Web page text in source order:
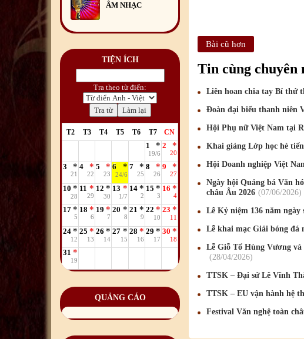
ÂM NHẠC
TIỆN ÍCH
Tra theo từ điển:
T2 T3 T4 T5 T6 T7 CN
1
19/6
2
20
3
21
4
22
5
23
6
24/6
7
25
8
26
9
27
10
28
11
29
12
30
13
1/7
14
2
15
3
16
4
17
5
18
6
19
7
20
8
21
9
22
10
23
11
24
12
25
13
26
14
27
15
28
16
29
17
30
18
31
19
QUẢNG CÁO
Bài cũ hơn
Tin cùng chuyên
Liên hoan chia tay Bí thứ
Đoàn đại biểu thanh niên
Hội Phụ nữ Việt Nam tại
Khai giảng Lớp học hè
Hội Doanh nghiệp Việt
Ngày hội Quảng bá Văn
châu Âu 2026
07/06/2026
Lễ Kỷ niệm 136 năm
Lễ khai mạc Giải bóng đá
Lễ Giỗ Tổ Hùng Vương
28/04/2026
TTSK – Đại sứ Lê Vĩnh
TTSK – EU vận hành hệ
Festival Văn nghệ toàn